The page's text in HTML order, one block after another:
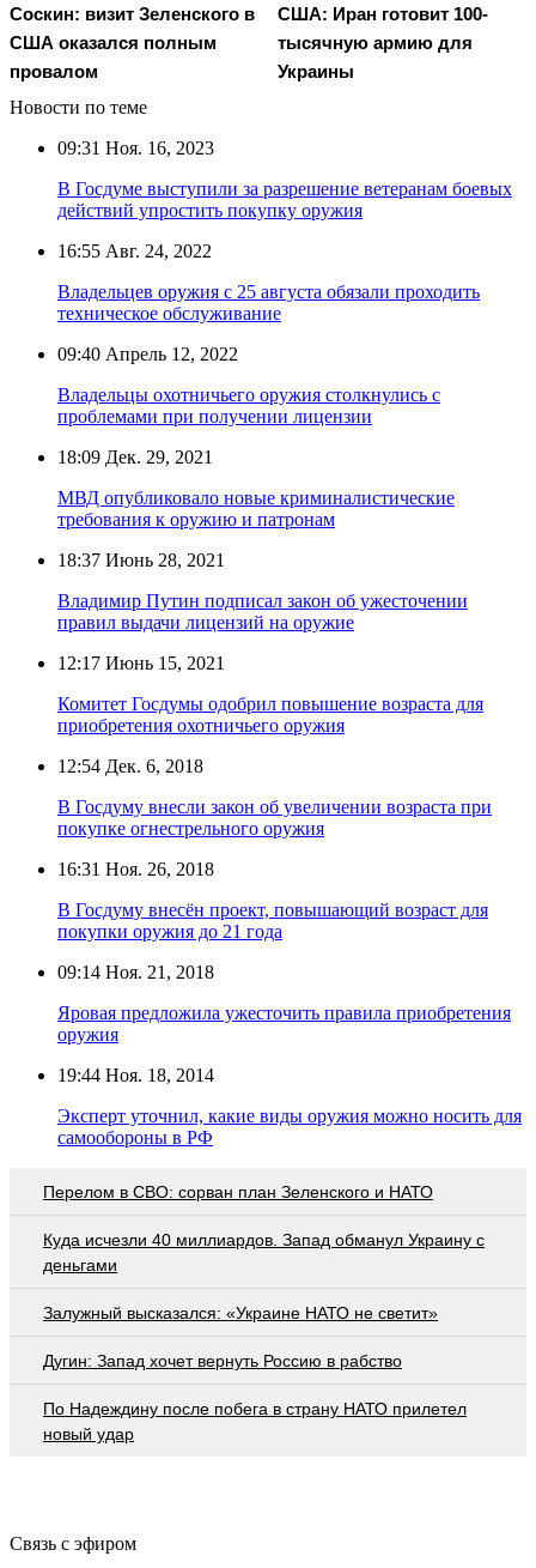
Соскин: визит Зеленского в
США оказался полным
провалом
США: Иран готовит 100-
тысячную армию для
Украины
Новости по теме
09:31 Ноя. 16, 2023
В Госдуме выступили за разрешение ветеранам боевых
действий упростить покупку оружия
16:55 Авг. 24, 2022
Владельцев оружия с 25 августа обязали проходить
техническое обслуживание
09:40 Апрель 12, 2022
Владельцы охотничьего оружия столкнулись с
проблемами при получении лицензии
18:09 Дек. 29, 2021
МВД опубликовало новые криминалистические
требования к оружию и патронам
18:37 Июнь 28, 2021
Владимир Путин подписал закон об ужесточении
правил выдачи лицензий на оружие
12:17 Июнь 15, 2021
Комитет Госдумы одобрил повышение возраста для
приобретения охотничьего оружия
12:54 Дек. 6, 2018
В Госдуму внесли закон об увеличении возраста при
покупке огнестрельного оружия
16:31 Ноя. 26, 2018
В Госдуму внесён проект, повышающий возраст для
покупки оружия до 21 года
09:14 Ноя. 21, 2018
Яровая предложила ужесточить правила приобретения
оружия
19:44 Ноя. 18, 2014
Эксперт уточнил, какие виды оружия можно носить для
самообороны в РФ
Перелом в СВО: сорван план Зеленского и НАТО
Куда исчезли 40 миллиардов. Запад обманул Украину с
деньгами
Залужный высказался: «Украине НАТО не светит»
Дугин: Запад хочет вернуть Россию в рабство
По Надеждину после побега в страну НАТО прилетел
новый удар
Связь с эфиром